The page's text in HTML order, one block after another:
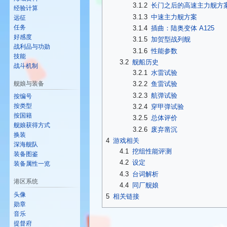
3.1.2 长门之后的高速主力舰方
3.1.3 中速主力舰方案
3.1.4 插曲：陆奥变体 A125
3.1.5 加贺型战列舰
3.1.6 性能参数
3.2 舰船历史
3.2.1
水雷试验
3.2.2 鱼雷试验
3.2.3 航弹试验
3.2.4 穿甲弹试验
3.2.5 总体评价
3.2.6 废弃凿沉
4 游戏相关
4.1
挖组性能评测
4.2 设定
4.3 台词解析
4.4
同厂舰娘
5 相关链接
经验计算
远征
任务
好感度
战利品与功勋
技能
战斗机制
舰娘与装备
按编号
按类型
按国籍
舰娘获得方式
换装
深海舰队
装备图鉴
装备属性一览
港区系统
头像
勋章
音乐
提督府